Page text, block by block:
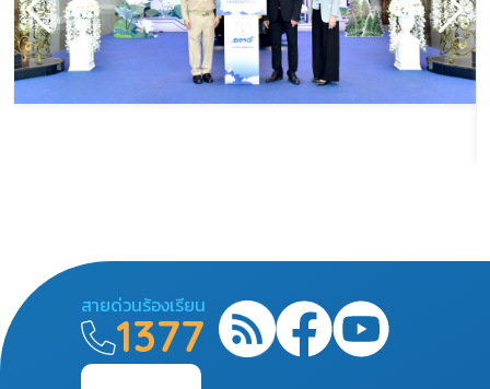
สายด่วนร้องเรียน
1377